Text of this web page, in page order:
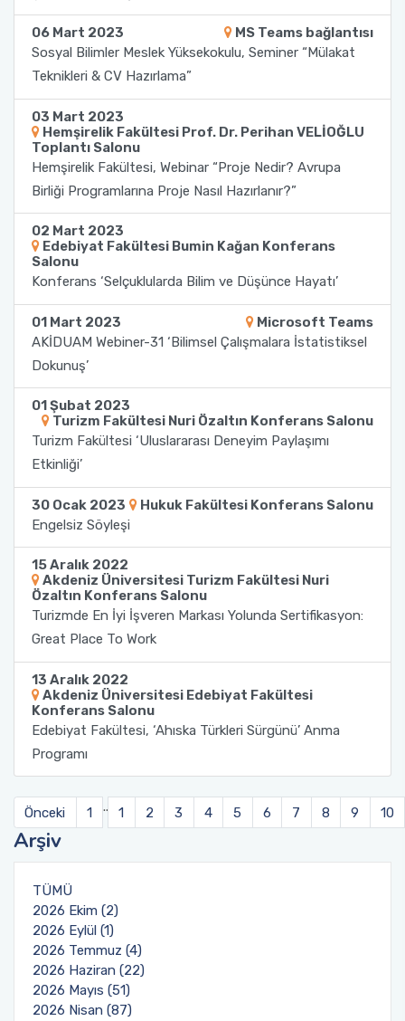
06 Mart 2023
MS Teams bağlantısı
Sosyal Bilimler Meslek Yüksekokulu, Seminer “Mülakat
Teknikleri & CV Hazırlama”
03 Mart 2023
Hemşirelik Fakültesi Prof. Dr. Perihan VELİOĞLU
Toplantı Salonu
Hemşirelik Fakültesi, Webinar “Proje Nedir? Avrupa
Birliği Programlarına Proje Nasıl Hazırlanır?”
02 Mart 2023
Edebiyat Fakültesi Bumin Kağan Konferans
Salonu
Konferans ‘Selçuklularda Bilim ve Düşünce Hayatı’
01 Mart 2023
Microsoft Teams
AKİDUAM Webiner-31 ‘Bilimsel Çalışmalara İstatistiksel
Dokunuş’
01 Şubat 2023
Turizm Fakültesi Nuri Özaltın Konferans Salonu
Turizm Fakültesi ‘Uluslararası Deneyim Paylaşımı
Etkinliği’
30 Ocak 2023
Hukuk Fakültesi Konferans Salonu
Engelsiz Söyleşi
15 Aralık 2022
Akdeniz Üniversitesi Turizm Fakültesi Nuri
Özaltın Konferans Salonu
Turizmde En İyi İşveren Markası Yolunda Sertifikasyon:
Great Place To Work
13 Aralık 2022
Akdeniz Üniversitesi Edebiyat Fakültesi
Konferans Salonu
Edebiyat Fakültesi, ‘Ahıska Türkleri Sürgünü’ Anma
Programı
Önceki 1 .. 1 2 3 4 5 6 7 8 9 10
Arşiv
TÜMÜ
2026 Ekim (2)
2026 Eylül (1)
2026 Temmuz (4)
2026 Haziran (22)
2026 Mayıs (51)
2026 Nisan (87)
2022-2026 Stratejik Planı
Faaliyet Raporları
Akademik Tören
İlahiyat Fakültesi
İletişim Fakültesi
Kemer Denizcilik Fakültesi
Kumluca Sağlık Bilimleri Fakültesi
Manavgat Sosyal ve Beşeri Bilimler Fakültesi
Manavgat Turizm Fakültesi
Manavgat Yabancı Diller Fakültesi
Mühendislik Fakültesi
Sağlık Bilimleri Fakültesi
Su Ürünleri Fakültesi
Tıp Fakültesi
Turizm Fakültesi
Uygulamalı Bilimler Fakültesi
Sağlık Hizmetleri MYO
Serik Gülsün Süleyman Süral MYO
Sosyal Bilimler MYO
Teknik Bilimler MYO
Yapı İşleri ve Teknik Daire Başkanlığı
Uluslararası İlişkiler Ofisi
Mezun Bilgi Sistemi
Sıkça Sorulan Sorular
Yönetim Sistemi)
Dış Kaynaklı Proje Takip Sistemi
AB Projeleri
TÜBİTAK Projeleri
Web of Science
SciVal